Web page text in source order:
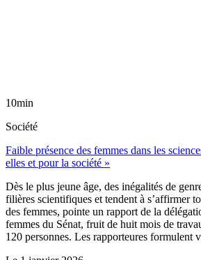
10min
Société
Faible présence des femmes dans les
elles et pour la société »
Dès le plus jeune âge, des inégalités de
filières scientifiques et tendent à s’affirmer
des femmes, pointe un rapport de la
femmes du Sénat, fruit de huit mois de
120 personnes. Les rapporteures formulent